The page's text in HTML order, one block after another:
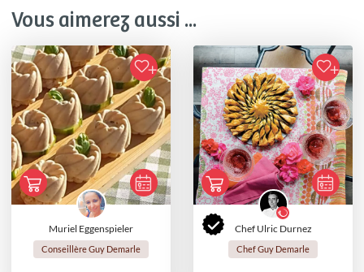
Vous aimerez aussi ...
Muriel Eggenspieler
Conseillère Guy Demarle
Chef Ulric Durnez
Chef Guy Demarle